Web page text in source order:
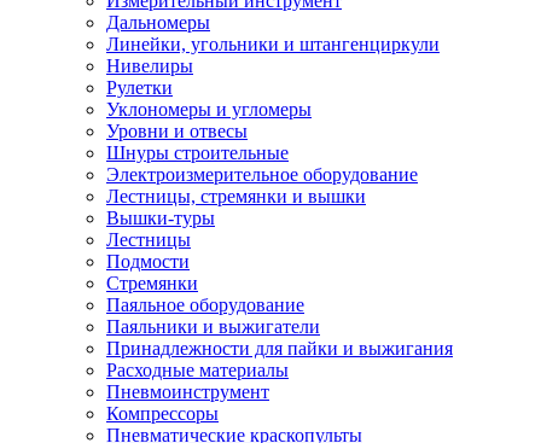
Дальномеры
Линейки, угольники и штангенциркули
Нивелиры
Рулетки
Уклономеры и угломеры
Уровни и отвесы
Шнуры строительные
Электроизмерительное оборудование
Лестницы, стремянки и вышки
Вышки-туры
Лестницы
Подмости
Стремянки
Паяльное оборудование
Паяльники и выжигатели
Принадлежности для пайки и выжигания
Расходные материалы
Пневмоинструмент
Компрессоры
Пневматические краскопульты